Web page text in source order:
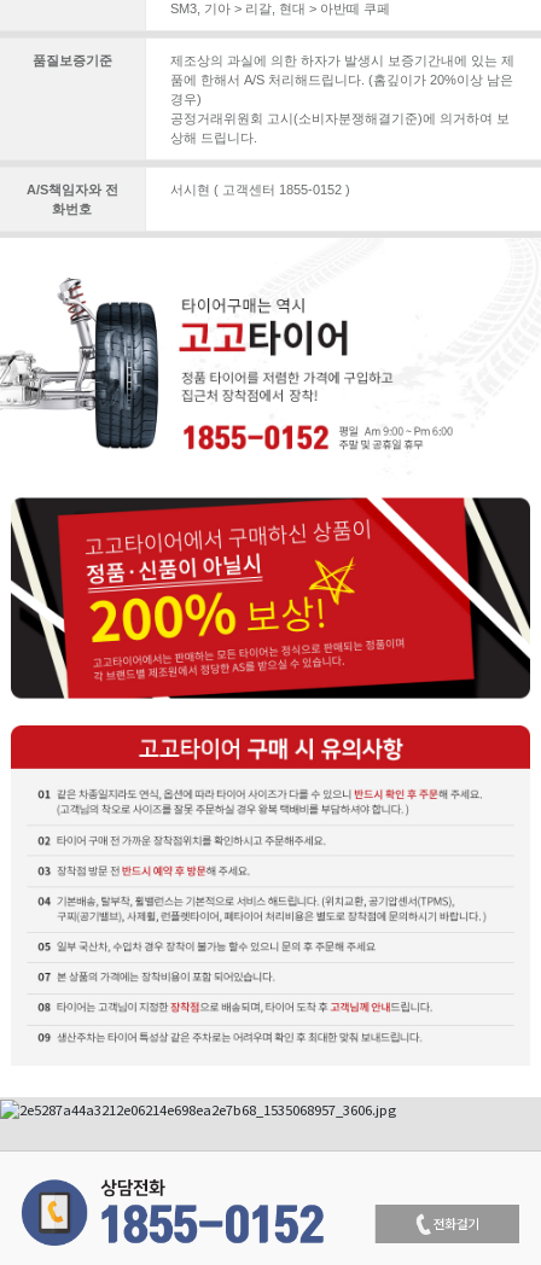
SM3, 기아 > 리갈, 현대 > 아반떼 쿠페
품질보증기준
제조상의 과실에 의한 하자가 발생시 보증기간내에 있는 제
품에 한해서 A/S 처리해드립니다. (홈깊이가 20%이상 남은
경우)
공정거래위원회 고시(소비자분쟁해결기준)에 의거하여 보
상해 드립니다.
A/S책임자와 전
화번호
서시현 ( 고객센터 1855-0152 )